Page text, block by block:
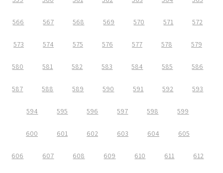
566 567 568 569 570 571 572
573 574 575 576 577 578 579
580 581 582 583 584 585 586
587 588 589 590 591 592 593
594 595 596 597 598 599
600 601 602 603 604 605
606 607 608 609 610 611 612